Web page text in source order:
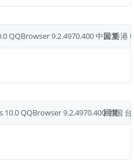
回复
QQBrowser 9.2.4970.400中国 香港
回复
10.0QQBrowser 9.2.4970.400中国